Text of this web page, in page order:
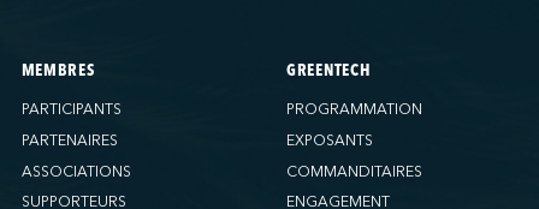
MEMBRES
PARTICIPANTS
PARTENAIRES
ASSOCIATIONS
SUPPORTEURS
GREENTECH
PROGRAMMATION
EXPOSANTS
COMMANDITAIRES
ENGAGEMENT